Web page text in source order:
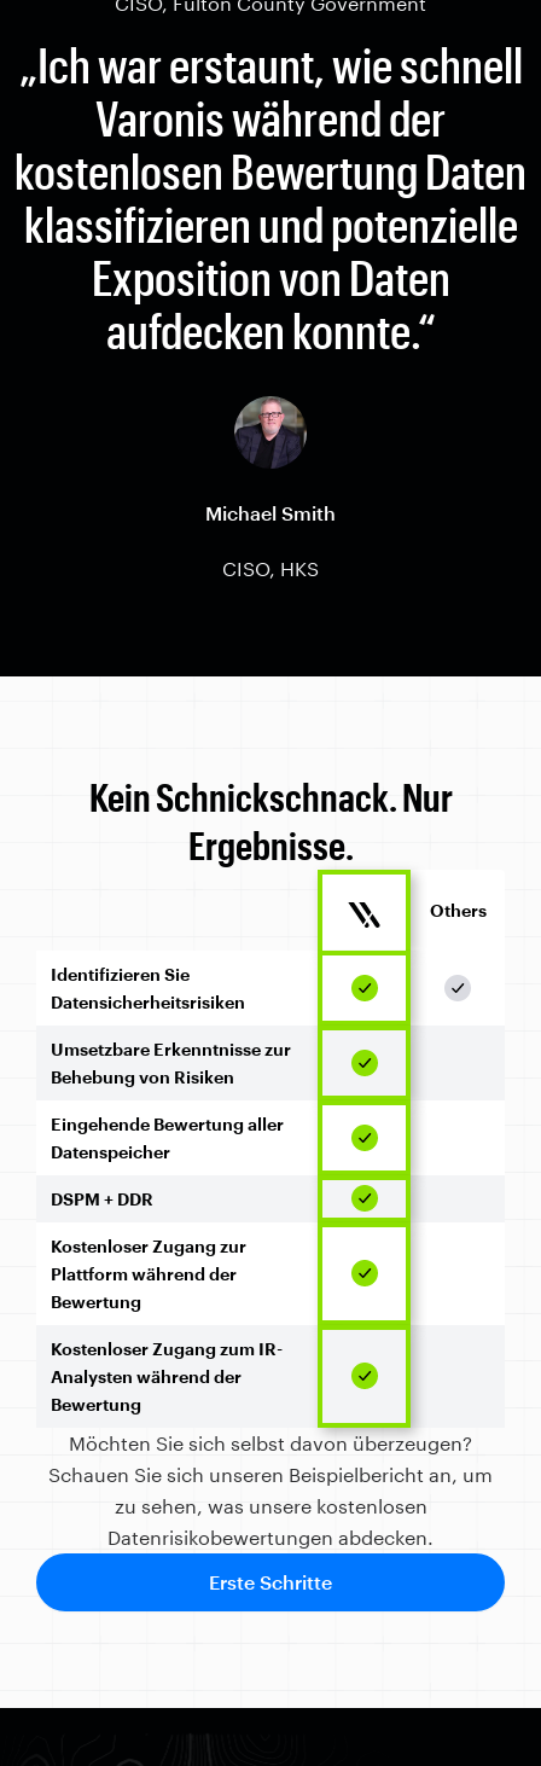
„Ich war erstaunt, wie schnell
Varonis während der
kostenlosen Bewertung Daten
klassifizieren und potenzielle
Exposition von Daten
aufdecken konnte.“
Michael Smith
CISO, HKS
Kein Schnickschnack. Nur
Ergebnisse.
Others
Identifizieren Sie
Datensicherheitsrisiken
Umsetzbare Erkenntnisse zur
Behebung von Risiken
Eingehende Bewertung aller
Datenspeicher
DSPM + DDR
Kostenloser Zugang zur
Plattform während der
Bewertung
Kostenloser Zugang zum IR-
Analysten während der
Bewertung
Möchten Sie sich selbst davon überzeugen?
Schauen Sie sich unseren Beispielbericht an, um
zu sehen, was unsere kostenlosen
Datenrisikobewertungen abdecken.
Erste Schritte